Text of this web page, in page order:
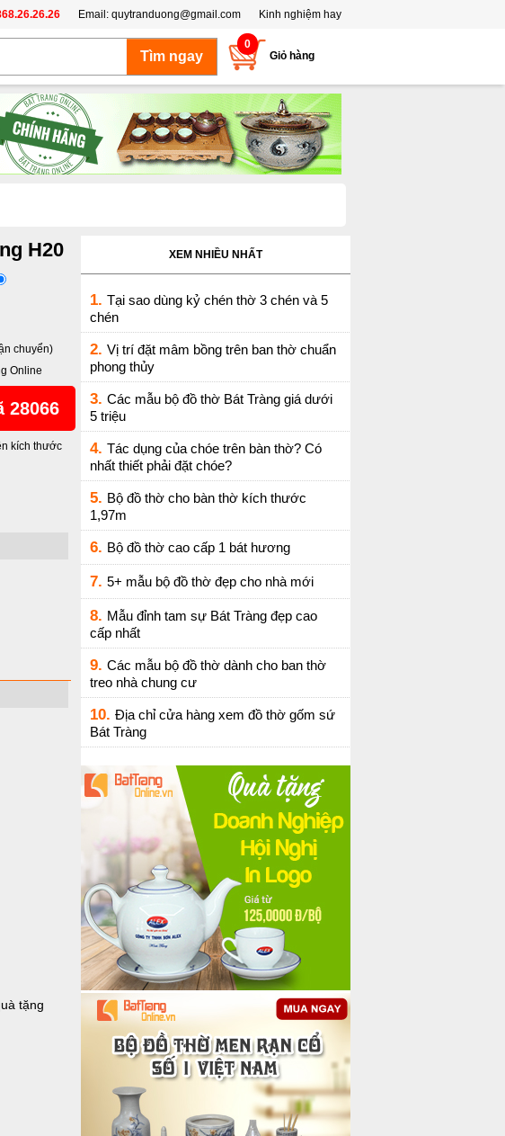
Email: quytranduong@gmail.com Kinh nghiệm hay
0
Giỏ hàng
H20
chuyển)
Online
28066
kích thước
tặng
XEM NHIỀU NHẤT
1. Tại sao dùng kỷ chén thờ 3 chén và 5
chén
2. Vị trí đặt mâm bồng trên ban thờ chuẩn
phong thủy
3. Các mẫu bộ đồ thờ Bát Tràng giá dưới
5 triệu
4. Tác dụng của chóe trên bàn thờ? Có
nhất thiết phải đặt chóe?
5. Bộ đồ thờ cho bàn thờ kích thước
1,97m
6. Bộ đồ thờ cao cấp 1 bát hương
7. 5+ mẫu bộ đồ thờ đẹp cho nhà mới
8. Mẫu đỉnh tam sự Bát Tràng đẹp cao
cấp nhất
9. Các mẫu bộ đồ thờ dành cho ban thờ
treo nhà chung cư
10. Địa chỉ cửa hàng xem đồ thờ gốm sứ
Bát Tràng